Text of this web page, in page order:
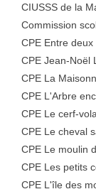
CIUSSS de la
Commission
CPE Entre
CPE Jean-Noël
CPE La
CPE L'Arbre
CPE Le cerf-
CPE Le cheval
CPE Le moulin
CPE Les petits
CPE L'île des